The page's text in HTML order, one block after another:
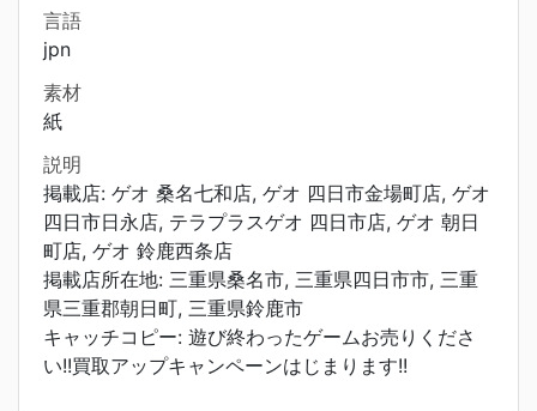
言語
jpn
素材
紙
説明
掲載店: ゲオ 桑名七和店, ゲオ 四日市金場町店, ゲオ
四日市日永店, テラプラスゲオ 四日市店, ゲオ 朝日
町店, ゲオ 鈴鹿西条店
掲載店所在地: 三重県桑名市, 三重県四日市市, 三重
県三重郡朝日町, 三重県鈴鹿市
キャッチコピー: 遊び終わったゲームお売りくださ
い!!買取アップキャンペーンはじまります!!